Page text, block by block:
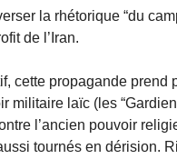
la rhétorique “du
de l’Iran.
cette propagande prend
militaire laïc (les
l’ancien pouvoir
tournés en dérision.